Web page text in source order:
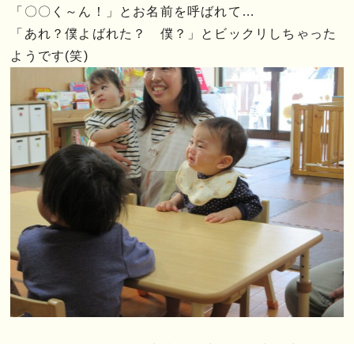
「〇〇く～ん！」とお名前を呼ばれて…
「あれ？僕よばれた？ 僕？」とビックリしちゃった
ようです(笑)